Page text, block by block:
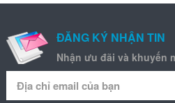
ĐĂNG KÝ NHẬN TIN
Nhận ưu đãi và khuyến